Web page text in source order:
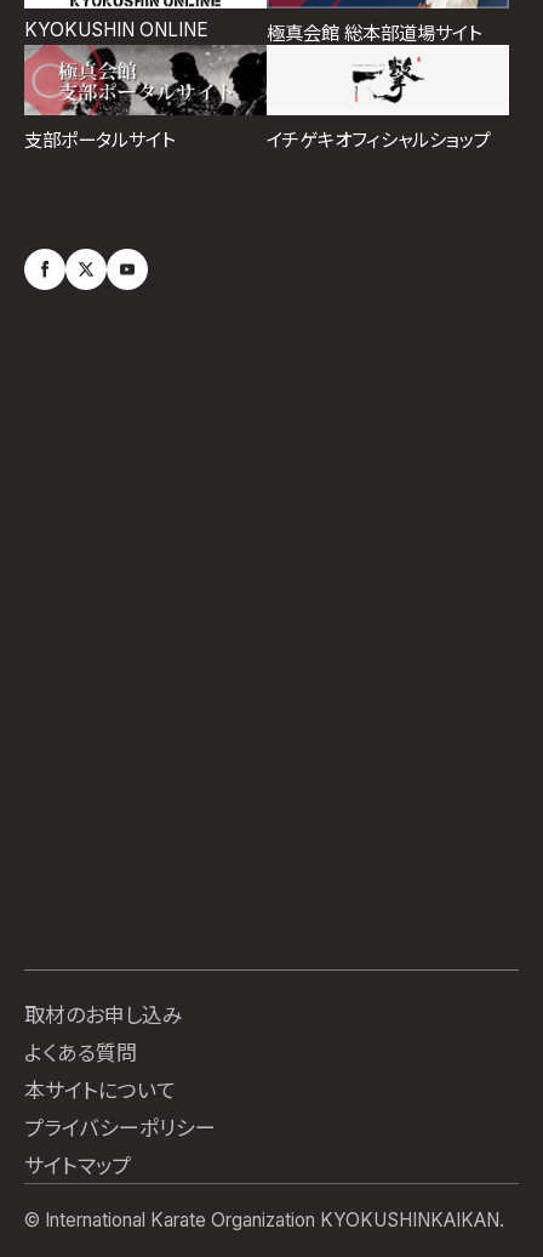
KYOKUSHIN ONLINE 極真会館 総本部道場サイト
支部ポータルサイト イチゲキオフィシャルショップ
取材のお申し込み
よくある質問
本サイトについて
プライバシーポリシー
サイトマップ
© International Karate Organization KYOKUSHINKAIKAN.